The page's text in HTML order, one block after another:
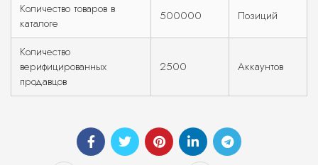
Количество товаров в
каталоге
500000 Позиций
Количество
верифицированных
продавцов
2500 Аккаунтов